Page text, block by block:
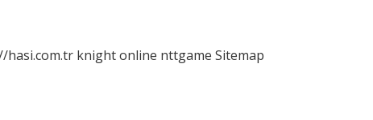
hasi.com.tr knight online nttgame Sitemap